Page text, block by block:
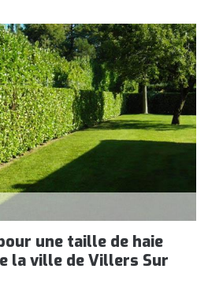
une taille de haie
la ville de Villers Sur